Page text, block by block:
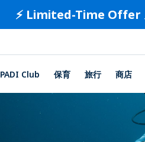
⚡️ Limited-Time
PADI Club 保育 旅行 商店